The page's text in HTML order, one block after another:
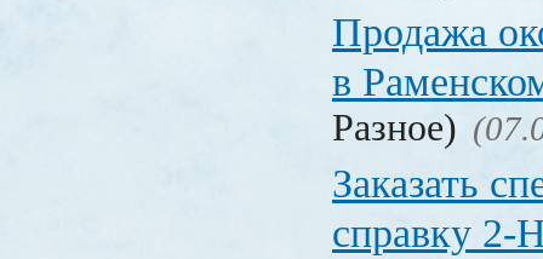
Продажа
в
Разное)
Заказать
справку